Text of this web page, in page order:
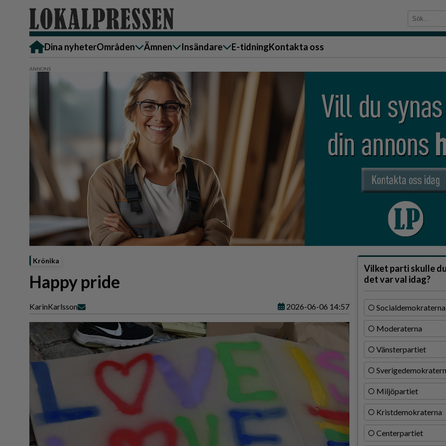
Dina nyheterOmråden
Alingsås
Härryda
Lerum
Partille
Göteborg
Backa/Kärra
Hisingen
Sydväst
Ämnen
Bostad
Ekonomi
Krönika
Kultur & Nöje
Familj
Nyheter
Näringsliv
Omsorg
Politik
Reportage
Sport
Insändare
Skicka insändare till oss
Härryda
Lerum
Göteborg
Backa/Kärra
Hisingen
Sydväst
E-tidningKontakta oss
Krönika
Happy pride
KarinKarlsson 2026-06-06 14:57
Vilket parti skulle
det var val idag?
Socialdemokraterna
Moderaterna
Vänsterpartiet
Miljöpartiet
Kristdemokraterna
Centerpartiet